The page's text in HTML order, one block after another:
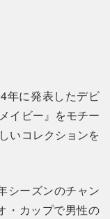
年に発表したデビ
イビー』をモチー
いコレクションを
シーズンのチャン
・カップで男性の